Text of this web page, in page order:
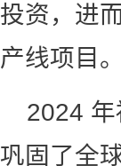
投资，进
产线项目。
2024
巩固了全